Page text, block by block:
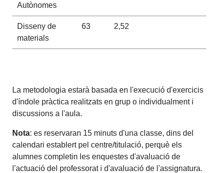
Autònomes
Disseny de
materials
63 2,52
La metodologia estarà basada en l'execució d'exercicis
d'índole pràctica realitzats en grup o individualment i
discussions a l'aula.
Nota: es reservaran 15 minuts d'una classe, dins del
calendari establert pel centre/titulació, perquè els
alumnes completin les enquestes d'avaluació de
l'actuació del professorat i d'avaluació de l'assignatura.